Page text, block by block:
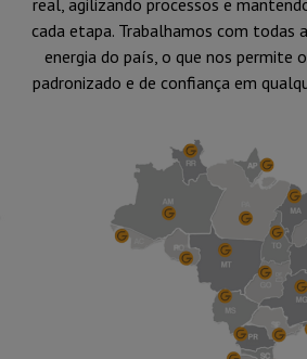
real, agilizando processos e
cada etapa. Trabalhamos com todas
energia do país, o que nos permite
padronizado e de confiança em